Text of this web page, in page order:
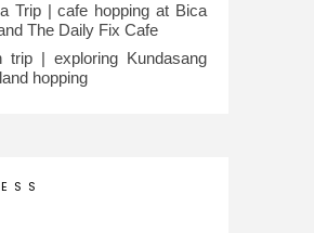
Trip | cafe hopping at Bica
The Daily Fix Cafe
trip | exploring Kundasang
hopping
S S